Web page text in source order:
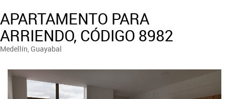
APARTAMENTO PARA
ARRIENDO, CÓDIGO 8982
Medellín, Guayabal